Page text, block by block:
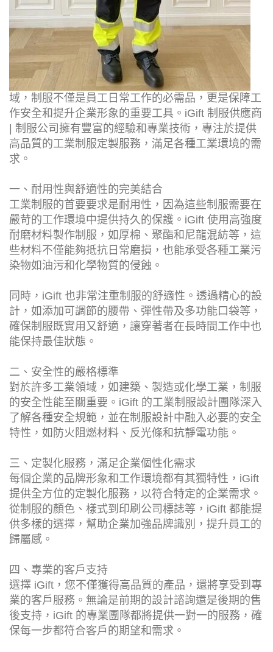
域，制服不僅是員工日常工作的必需品，更是保障工
作安全和提升企業形象的重要工具。iGift 制服供應商
| 制服公司擁有豐富的經驗和專業技術，專注於提供
高品質的工業制服定製服務，滿足各種工業環境的需
求。
一、耐用性與舒適性的完美結合
工業制服的首要要求是耐用性，因為這些制服需要在
嚴苛的工作環境中提供持久的保護。iGift 使用高強度
耐磨材料製作制服，如厚棉、聚酯和尼龍混紡等，這
些材料不僅能夠抵抗日常磨損，也能承受各種工業污
染物如油污和化學物質的侵蝕。
同時，iGift 也非常注重制服的舒適性。透過精心的設
計，如添加可調節的腰帶、彈性帶及多功能口袋等，
確保制服既實用又舒適，讓穿著者在長時間工作中也
能保持最佳狀態。
二、安全性的嚴格標準
對於許多工業領域，如建築、製造或化學工業，制服
的安全性能至關重要。iGift 的工業制服設計團隊深入
了解各種安全規範，並在制服設計中融入必要的安全
特性，如防火阻燃材料、反光條和抗靜電功能。
三、定製化服務，滿足企業個性化需求
每個企業的品牌形象和工作環境都有其獨特性，iGift
提供全方位的定製化服務，以符合特定的企業需求。
從制服的顏色、樣式到印刷公司標誌等，iGift 都能提
供多樣的選擇，幫助企業加強品牌識別，提升員工的
歸屬感。
四、專業的客戶支持
選擇 iGift，您不僅獲得高品質的產品，還將享受到專
業的客戶服務。無論是前期的設計諮詢還是後期的售
後支持，iGift 的專業團隊都將提供一對一的服務，確
保每一步都符合客戶的期望和需求。